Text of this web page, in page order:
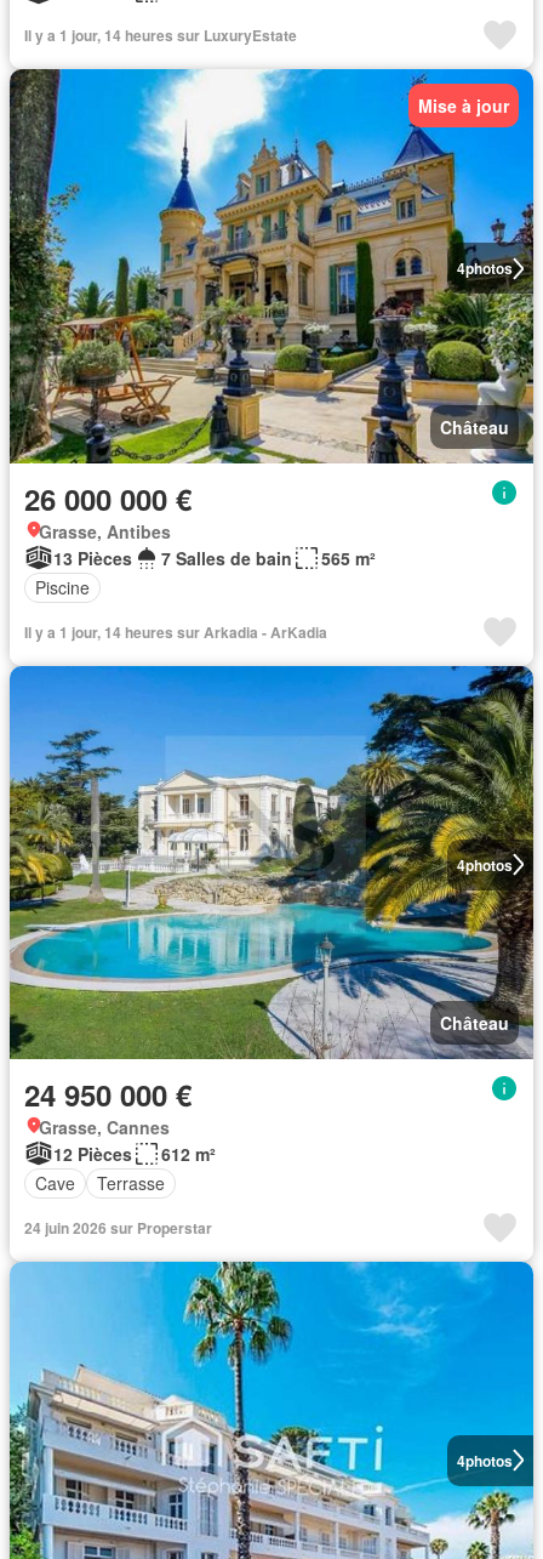
Il y a 1 jour, 14 heures sur LuxuryEstate
4photos
Mise à jour
Château
26 000 000 €
Grasse, Antibes
13 Pièces
7 Salles de bain
565 m²
Piscine
Il y a 1 jour, 14 heures sur Arkadia - ArKadia
4photos
Château
24 950 000 €
Grasse, Cannes
12 Pièces
612 m²
Cave
Terrasse
24 juin 2026 sur Properstar
4photos